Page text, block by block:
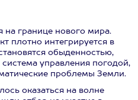
на границе нового мира.
плотно интегрируется в
обыденностью,
система управления погодой,
проблемы Земли.
оказаться на волне